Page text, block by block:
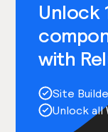
Unlock
with
Site
Unlock all